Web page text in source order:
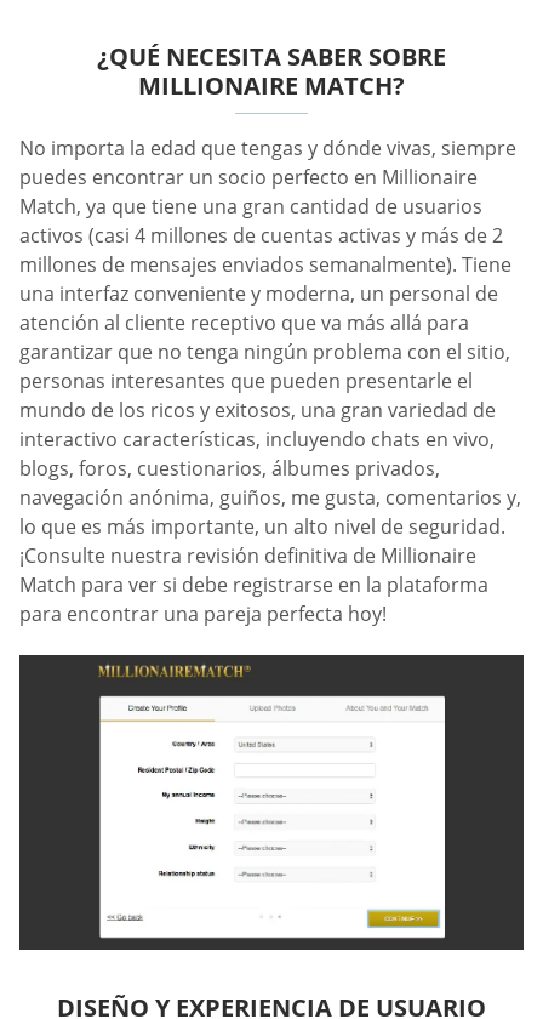
¿QUÉ NECESITA SABER SOBRE
MILLIONAIRE MATCH?
No importa la edad que tengas y dónde vivas, siempre
puedes encontrar un socio perfecto en Millionaire
Match, ya que tiene una gran cantidad de usuarios
activos (casi 4 millones de cuentas activas y más de 2
millones de mensajes enviados semanalmente). Tiene
una interfaz conveniente y moderna, un personal de
atención al cliente receptivo que va más allá para
garantizar que no tenga ningún problema con el sitio,
personas interesantes que pueden presentarle el
mundo de los ricos y exitosos, una gran variedad de
interactivo características, incluyendo chats en vivo,
blogs, foros, cuestionarios, álbumes privados,
navegación anónima, guiños, me gusta, comentarios y,
lo que es más importante, un alto nivel de seguridad.
¡Consulte nuestra revisión definitiva de Millionaire
Match para ver si debe registrarse en la plataforma
para encontrar una pareja perfecta hoy!
DISEÑO Y EXPERIENCIA DE USUARIO